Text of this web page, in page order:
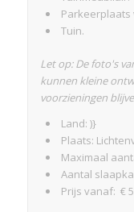
Parkeerplaats
Tuin.
Let op: De foto's
kunnen kleine
voorzieningen
Land: )}
Plaats:
Maximaal
Aantal
Prijs vanaf: €